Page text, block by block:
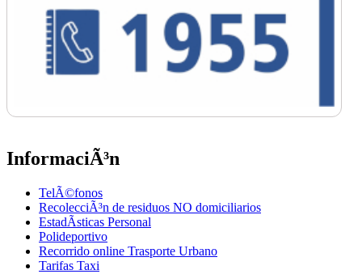
InformaciÃ³n
TelÃ©fonos
RecolecciÃ³n de residuos NO domiciliarios
EstadÃ­sticas Personal
Polideportivo
Recorrido online Trasporte Urbano
Tarifas Taxi